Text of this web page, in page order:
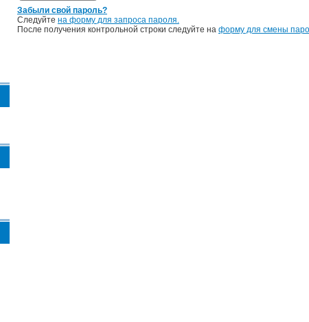
Забыли свой пароль?
Следуйте на форму для запроса пароля.
После получения контрольной строки следуйте на форму для смены